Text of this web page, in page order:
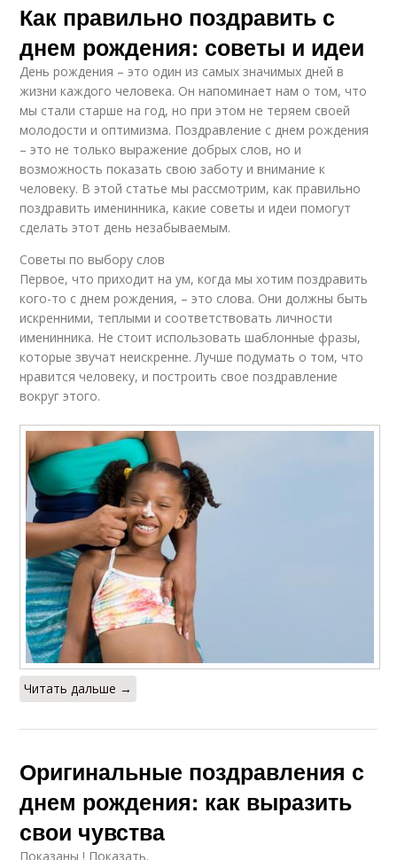
Как правильно поздравить с
днем рождения: советы и идеи
День рождения – это один из самых значимых дней в
жизни каждого человека. Он напоминает нам о том, что
мы стали старше на год, но при этом не теряем своей
молодости и оптимизма. Поздравление с днем рождения
– это не только выражение добрых слов, но и
возможность показать свою заботу и внимание к
человеку. В этой статье мы рассмотрим, как правильно
поздравить именинника, какие советы и идеи помогут
сделать этот день незабываемым.
Советы по выбору слов
Первое, что приходит на ум, когда мы хотим поздравить
кого-то с днем рождения, – это слова. Они должны быть
искренними, теплыми и соответствовать личности
именинника. Не стоит использовать шаблонные фразы,
которые звучат неискренне. Лучше подумать о том, что
нравится человеку, и построить свое поздравление
вокруг этого.
Читать дальше →
Оригинальные поздравления с
днем рождения: как выразить
свои чувства
Показаны ! Показать.